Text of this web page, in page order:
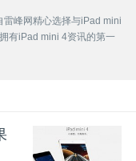
峰网精心选择与iPad mini
有iPad mini 4资讯的第一